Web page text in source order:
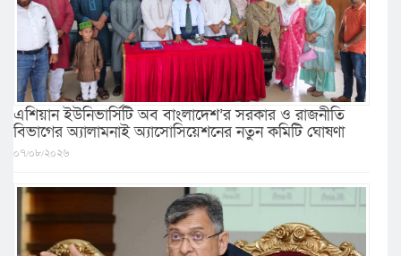
এশিয়ান ইউনিভার্সিটি অব বাংলাদেশ’র সরকার ও রাজনীতি
বিভাগের অ্যালামনাই অ্যাসোসিয়েশনের নতুন কমিটি ঘোষণা
০৭/০৮/২০২৬